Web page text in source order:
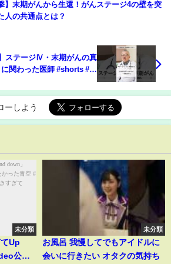
】末期がんから生還！がんステージ4の壁を突
人の共通点とは？
ステージⅣ・末期がんの真
関わった医師 #shorts #ド
ーしよう
未分類
Up
未分類
お風呂 我慢してでもアイドルに
会いに行きたい オタクの気持ち